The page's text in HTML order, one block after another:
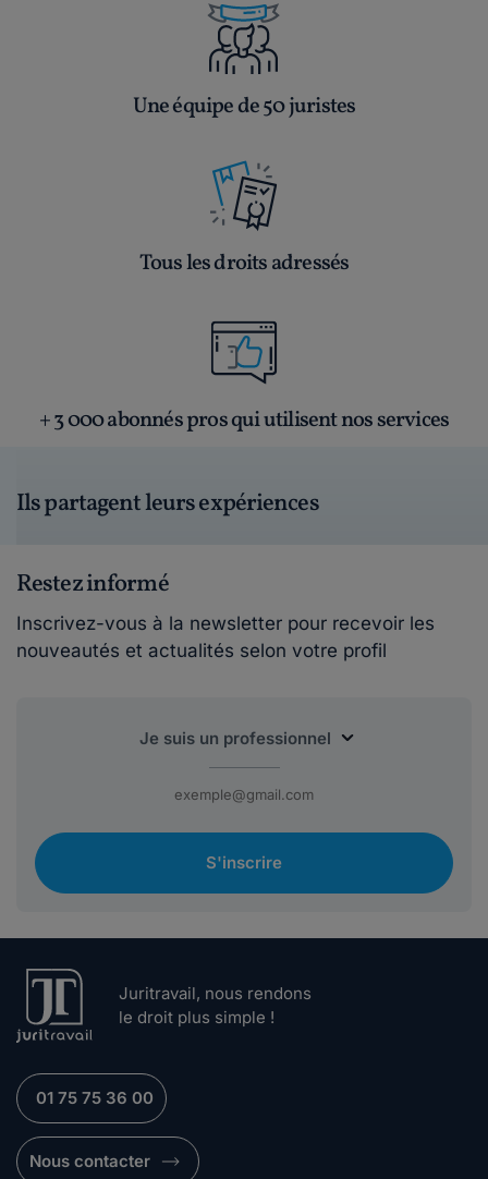
Une équipe de 50 juristes
Tous les droits adressés
+ 3 000 abonnés pros qui utilisent nos services
Ils partagent leurs expériences
Restez informé
Inscrivez-vous à la newsletter pour recevoir les
nouveautés et actualités selon votre profil
S'inscrire
Juritravail, nous rendons
le droit plus simple !
01 75 75 36 00
Nous contacter